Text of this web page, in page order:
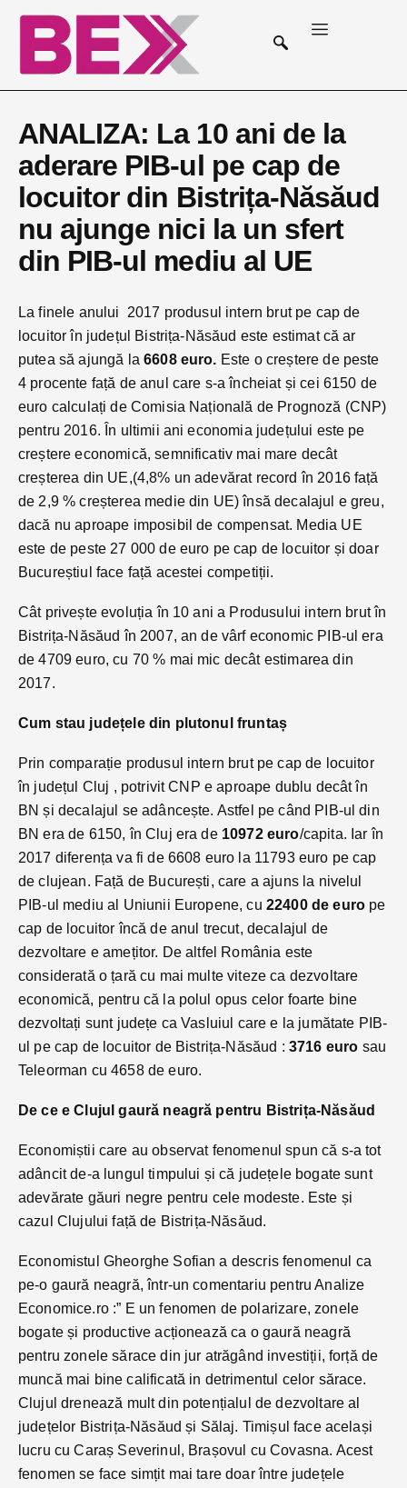
ANALIZA: La 10 ani de la
aderare PIB-ul pe cap de
locuitor din Bistrița-Năsăud
nu ajunge nici la un sfert
din PIB-ul mediu al UE
La finele anului 2017 produsul intern brut pe cap de
locuitor în județul Bistrița-Năsăud este estimat că ar
putea să ajungă la6608 euro. Este o creștere de peste
4 procente față de anul care s-a încheiat și cei 6150 de
euro calculați de Comisia Națională de Prognoză (CNP)
pentru 2016. În ultimii ani economia județului este pe
creștere economică, semnificativ mai mare decât
creșterea din UE,(4,8% un adevărat record în 2016 față
de 2,9 % creșterea medie din UE) însă decalajul e greu,
dacă nu aproape imposibil de compensat. Media UE
este de peste 27 000 de euro pe cap de locuitor și doar
Bucureștiul face față acestei competiții.
Cât privește evoluția în 10 ani a Produsului intern brut în
Bistrița-Năsăud în 2007, an de vârf economic PIB-ul era
de 4709 euro, cu 70 % mai mic decât estimarea din
2017.
Cum stau județele din plutonul fruntaș
Prin comparație produsul intern brut pe cap de locuitor
în județul Cluj , potrivit CNP e aproape dublu decât în
BN și decalajul se adâncește. Astfel pe când PIB-ul din
BN era de 6150, în Cluj era de 10972 euro/capita. Iar în
2017 diferența va fi de 6608 euro la 11793 euro pe cap
de clujean. Față de București, care a ajuns la nivelul
PIB-ul mediu al Uniunii Europene, cu 22400 de euro pe
cap de locuitor încă de anul trecut, decalajul de
dezvoltare e amețitor. De altfel România este
considerată o țară cu mai multe viteze ca dezvoltare
economică, pentru că la polul opus celor foarte bine
dezvoltați sunt județe ca Vasluiul care e la jumătate PIB-
ul pe cap de locuitor de Bistrița-Năsăud : 3716 euro sau
Teleorman cu 4658 de euro.
De ce e Clujul gaură neagră pentru Bistrița-Năsăud
Economiștii care au observat fenomenul spun că s-a tot
adâncit de-a lungul timpului și că județele bogate sunt
adevărate găuri negre pentru cele modeste. Este și
cazul Clujului față de Bistrița-Năsăud.
Economistul Gheorghe Sofian a descris fenomenul ca
pe-o gaură neagră, într-un comentariu pentru Analize
Economice.ro :” E un fenomen de polarizare, zonele
bogate și productive acționează ca o gaură neagră
pentru zonele sărace din jur atrăgând investiții, forță de
muncă mai bine calificată in detrimentul celor sărace.
Clujul drenează mult din potențialul de dezvoltare al
județelor Bistrița-Năsăud și Sălaj. Timișul face același
lucru cu Caraș Severinul, Brașovul cu Covasna. Acest
fenomen se face simțit mai tare doar între județele